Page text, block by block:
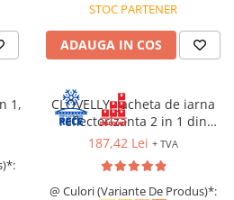
STOC PARTENER
ADAUGA IN COS
1,
CLOVELLY, Jacheta de iarna
reflectorizanta 2 in 1 din
poliester 300D Oxford si PU
187,42 Lei + TVA
@ Culori (Variante De Produs)*: